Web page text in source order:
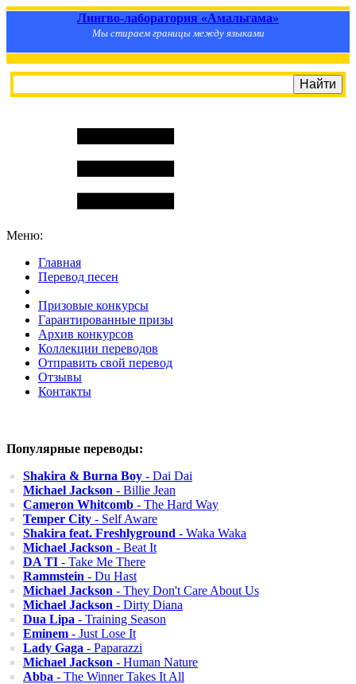
Лингво-лаборатория «Амальгама»
Мы стираем границы между языками
Меню:
Главная
Перевод песен
Призовые конкурсы
Гарантированные призы
Архив конкурсов
Коллекции переводов
Отправить свой перевод
Отзывы
Контакты
Популярные переводы:
Shakira & Burna Boy - Dai Dai
Michael Jackson - Billie Jean
Cameron Whitcomb - The Hard Way
Temper City - Self Aware
Shakira feat. Freshlyground - Waka Waka
Michael Jackson - Beat It
DA TI - Take Me There
Rammstein - Du Hast
Michael Jackson - They Don't Care About Us
Michael Jackson - Dirty Diana
Dua Lipa - Training Season
Eminem - Just Lose It
Lady Gaga - Paparazzi
Michael Jackson - Human Nature
Abba - The Winner Takes It All